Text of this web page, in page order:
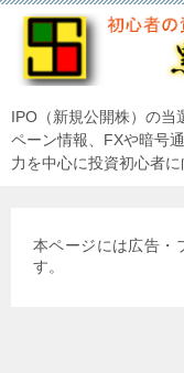
IPO（新規公開株）の当
ペーン情報、FXや暗号
力を中心に投資初心者
本ページには広告・
す。